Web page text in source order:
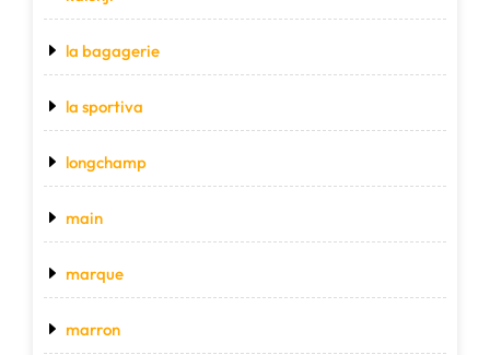
la bagagerie
la sportiva
longchamp
main
marque
marron